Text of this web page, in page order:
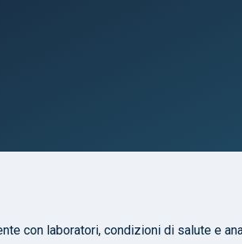
con laboratori, condizioni di salute e